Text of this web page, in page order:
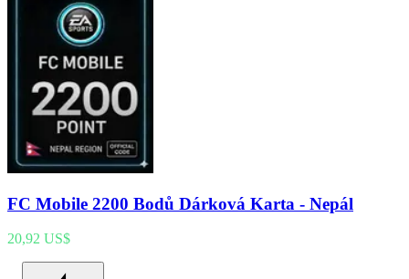
FC Mobile 2200 Bodů Dárková Karta - Nepál
20,92 US$